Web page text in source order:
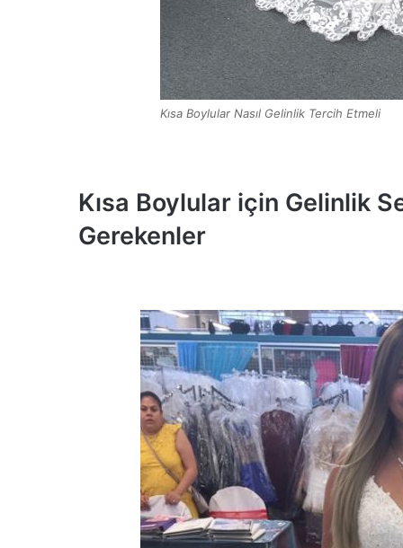
Kısa Boylular Nasıl Gelinlik Tercih Etmeli
Kısa Boylular için Gelinlik
Gerekenler